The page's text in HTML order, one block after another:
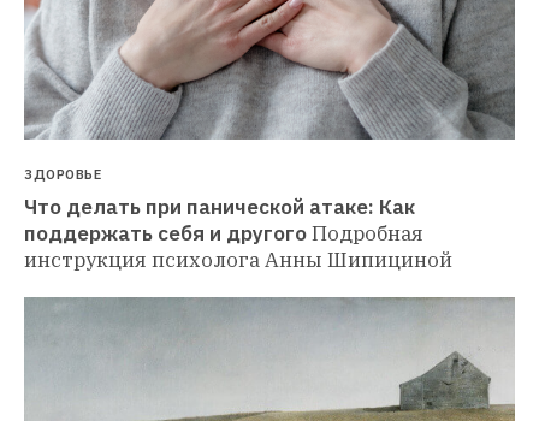
ЗДОРОВЬЕ
Что делать при панической атаке: Как
поддержать себя и другогоПодробная
инструкция психолога Анны Шипициной